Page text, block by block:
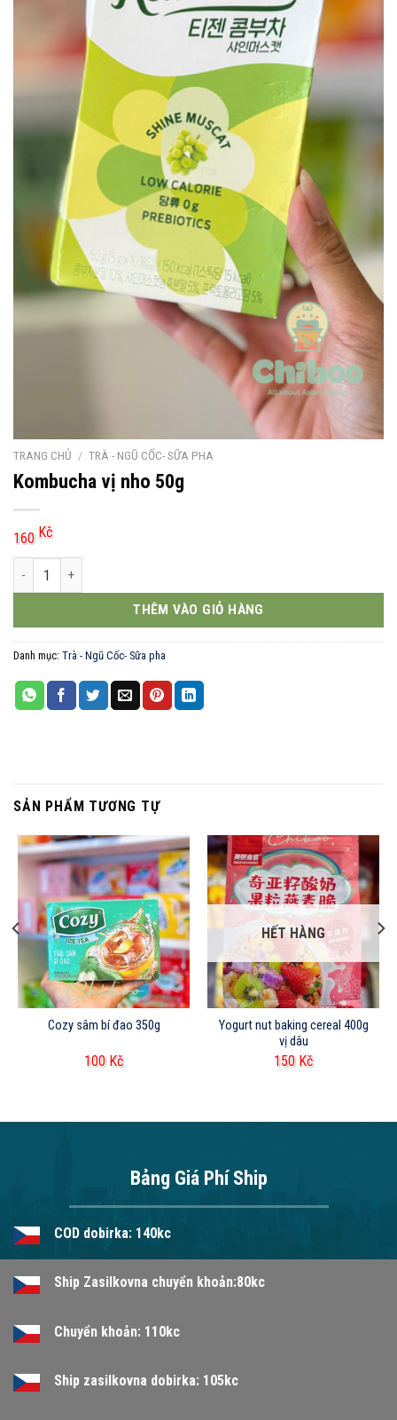
TRANG CHỦ / TRÀ - NGŨ CỐC- SỮA PHA
Kombucha vị nho 50g
160 Kč
Kombucha vị nho 50g số lượng
THÊM VÀO GIỎ HÀNG
Danh mục: Trà - Ngũ Cốc- Sữa pha
SẢN PHẨM TƯƠNG TỰ
Cozy sâm bí đao 350g
100 Kč
HẾT HÀNG
Yogurt nut baking cereal 400g
vị dâu
150 Kč
Bảng Giá Phí Ship
COD dobirka: 140kc
Ship Zasilkovna chuyển khoản:80kc
Chuyển khoản: 110kc
Ship zasilkovna dobirka: 105kc